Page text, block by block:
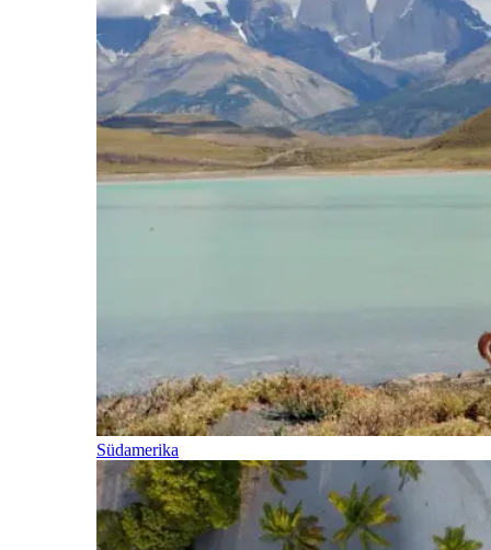
Südamerika